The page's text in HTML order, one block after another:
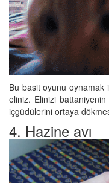
Bu basit oyunu oynamak
eliniz. Elinizi
içgüdülerini ortaya
4. Hazine avı